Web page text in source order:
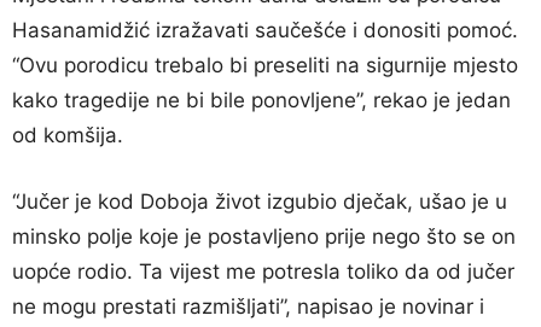
Hasanamidžić izražavati saučešće i donositi pomoć.
“Ovu porodicu trebalo bi preseliti na sigurnije mjesto
kako tragedije ne bi bile ponovljene”, rekao je jedan
od komšija.
“Jučer je kod Doboja život izgubio dječak, ušao je u
minsko polje koje je postavljeno prije nego što se on
uopće rodio. Ta vijest me potresla toliko da od jučer
ne mogu prestati razmišljati”, napisao je novinar i